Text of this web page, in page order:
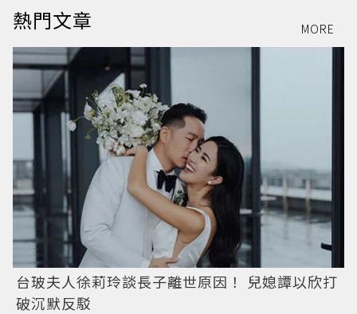
熱門文章 MORE
台玻夫人徐莉玲談長子離世原因！ 兒媳譚以欣打
破沉默反駁